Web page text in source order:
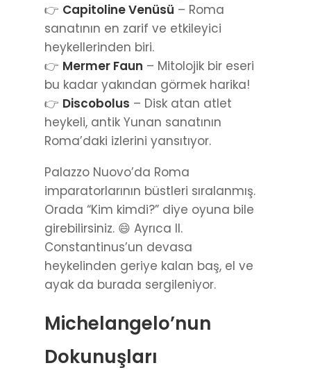
👉 Capitoline Venüsü – Roma
sanatının en zarif ve etkileyici
heykellerinden biri.
👉 Mermer Faun – Mitolojik bir eseri
bu kadar yakından görmek harika!
👉 Discobolus – Disk atan atlet
heykeli, antik Yunan sanatının
Roma’daki izlerini yansıtıyor.
Palazzo Nuovo’da Roma
imparatorlarının büstleri sıralanmış.
Orada “Kim kimdi?” diye oyuna bile
girebilirsiniz. 😄 Ayrıca II.
Constantinus’un devasa
heykelinden geriye kalan baş, el ve
ayak da burada sergileniyor.
Michelangelo’nun
Dokunuşları